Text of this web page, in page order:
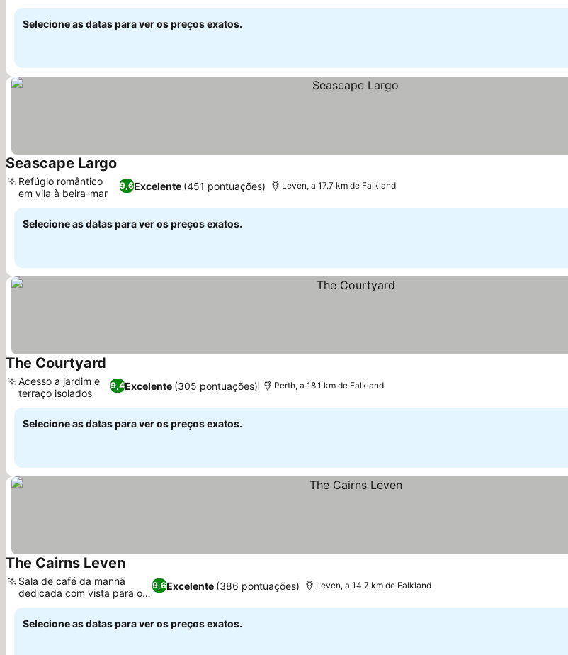
Selecione as datas para ver os preços exatos.
Seascape Largo
9,6Excelente (451 pontuações)
Refúgio romântico
em vila à beira-mar
Leven, a 17.7 km de Falkland
Selecione as datas para ver os preços exatos.
The Courtyard
9,4Excelente (305 pontuações)
Acesso a jardim e
terraço isolados
Perth, a 18.1 km de Falkland
Selecione as datas para ver os preços exatos.
The Cairns LevenVer preços
9,6Excelente (386 pontuações)
Sala de café da manhã
dedicada com vista para o
mar
Leven, a 14.7 km de Falkland
Selecione as datas para ver os preços exatos.